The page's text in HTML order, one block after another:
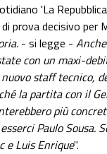
'La
prova decisivo per
- si legge -
con un maxi-
staff tecnico,
la partita con il
più
Paulo
e Luis Enrique".